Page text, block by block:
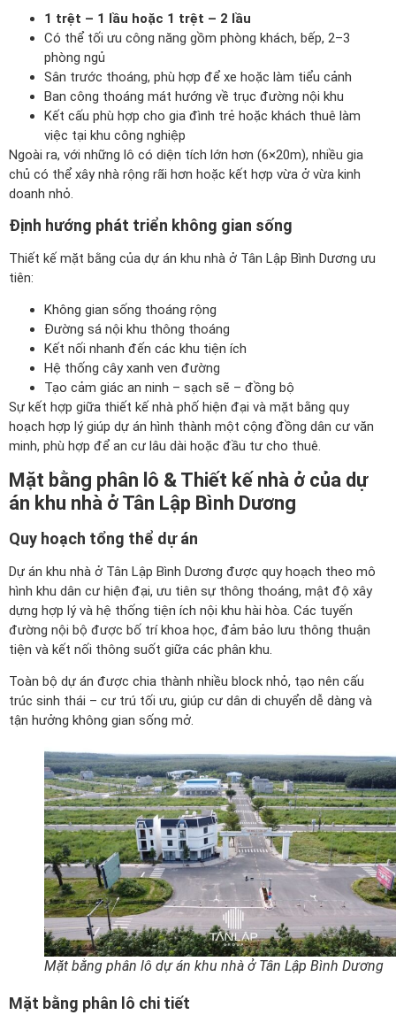
1 trệt – 1 lầu hoặc 1 trệt – 2 lầu
Có thể tối ưu công năng gồm phòng khách, bếp, 2–3
phòng ngủ
Sân trước thoáng, phù hợp để xe hoặc làm tiểu cảnh
Ban công thoáng mát hướng về trục đường nội khu
Kết cấu phù hợp cho gia đình trẻ hoặc khách thuê làm
việc tại khu công nghiệp
Ngoài ra, với những lô có diện tích lớn hơn (6×20m), nhiều gia
chủ có thể xây nhà rộng rãi hơn hoặc kết hợp vừa ở vừa kinh
doanh nhỏ.
Định hướng phát triển không gian sống
Thiết kế mặt bằng của dự án khu nhà ở Tân Lập Bình Dương ưu
tiên:
Không gian sống thoáng rộng
Đường sá nội khu thông thoáng
Kết nối nhanh đến các khu tiện ích
Hệ thống cây xanh ven đường
Tạo cảm giác an ninh – sạch sẽ – đồng bộ
Sự kết hợp giữa thiết kế nhà phố hiện đại và mặt bằng quy
hoạch hợp lý giúp dự án hình thành một cộng đồng dân cư văn
minh, phù hợp để an cư lâu dài hoặc đầu tư cho thuê.
Mặt bằng phân lô & Thiết kế nhà ở của dự
án khu nhà ở Tân Lập Bình Dương
Quy hoạch tổng thể dự án
Dự án khu nhà ở Tân Lập Bình Dương được quy hoạch theo mô
hình khu dân cư hiện đại, ưu tiên sự thông thoáng, mật độ xây
dựng hợp lý và hệ thống tiện ích nội khu hài hòa. Các tuyến
đường nội bộ được bố trí khoa học, đảm bảo lưu thông thuận
tiện và kết nối thông suốt giữa các phân khu.
Toàn bộ dự án được chia thành nhiều block nhỏ, tạo nên cấu
trúc sinh thái – cư trú tối ưu, giúp cư dân di chuyển dễ dàng và
tận hưởng không gian sống mở.
Mặt bằng phân lô dự án khu nhà ở Tân Lập Bình Dương
Mặt bằng phân lô chi tiết